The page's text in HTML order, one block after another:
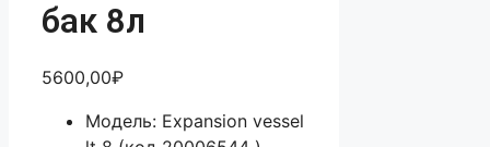
бак 8л
5600,00₽
Модель: Expansion vessel